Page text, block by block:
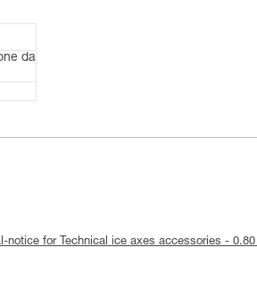
da
notice for Technical ice axes accessories -